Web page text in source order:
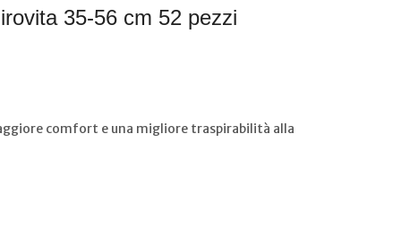
35-56 cm 52 pezzi
comfort e una migliore traspirabilità alla